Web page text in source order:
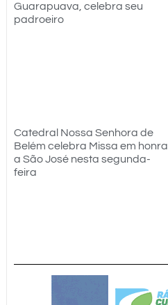
Guarapuava, celebra seu
padroeiro
Catedral Nossa Senhora de
Belém celebra Missa em honra
a São José nesta segunda-
feira